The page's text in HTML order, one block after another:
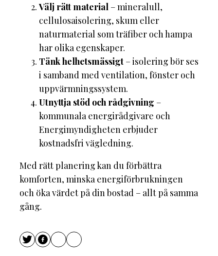
Välj rätt material – mineralull,
cellulosaisolering, skum eller
naturmaterial som träfiber och hampa
har olika egenskaper.
Tänk helhetsmässigt – isolering bör ses
i samband med ventilation, fönster och
uppvärmningssystem.
Utnyttja stöd och rådgivning –
kommunala energirådgivare och
Energimyndigheten erbjuder
kostnadsfri vägledning.
Med rätt planering kan du förbättra
komforten, minska energiförbrukningen
och öka värdet på din bostad – allt på samma
gång.